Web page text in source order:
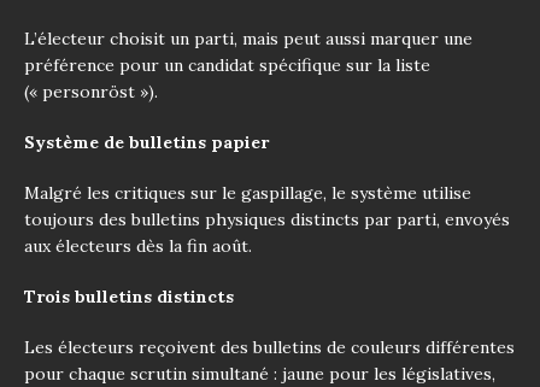
L’électeur choisit un parti, mais peut aussi marquer une
préférence pour un candidat spécifique sur la liste
(« personröst »).
Système de bulletins papier
Malgré les critiques sur le gaspillage, le système utilise
toujours des bulletins physiques distincts par parti, envoyés
aux électeurs dès la fin août.
Trois bulletins distincts
Les électeurs reçoivent des bulletins de couleurs différentes
pour chaque scrutin simultané : jaune pour les législatives,